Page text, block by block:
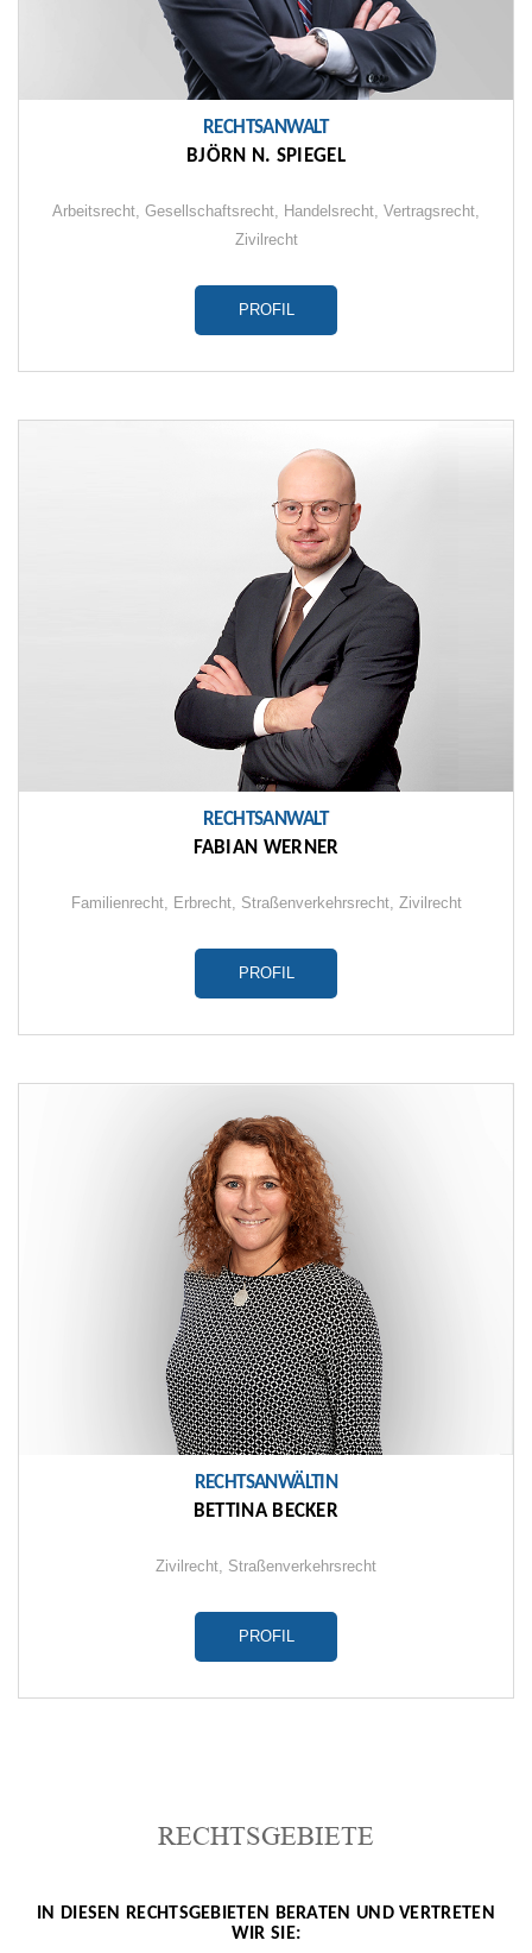
RECHTSANWALT
BJÖRN N. SPIEGEL
Arbeitsrecht, Gesellschaftsrecht, Handelsrecht, Vertragsrecht,
Zivilrecht
PROFIL
RECHTSANWALT
FABIAN WERNER
Familienrecht, Erbrecht, Straßenverkehrsrecht, Zivilrecht
PROFIL
RECHTSANWÄLTIN
BETTINA BECKER
Zivilrecht, Straßenverkehrsrecht
PROFIL
RECHTSGEBIETE
IN DIESEN RECHTSGEBIETEN BERATEN UND VERTRETEN
WIR SIE: